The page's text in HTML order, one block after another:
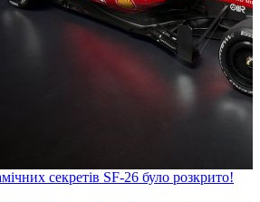
секретів SF-26 було розкрито!